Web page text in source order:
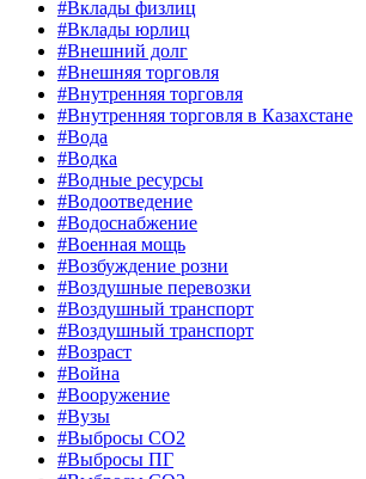
#Вклады физлиц
#Вклады юрлиц
#Внешний долг
#Внешняя торговля
#Внутренняя торговля
#Внутренняя торговля в Казахстане
#Вода
#Водка
#Водные ресурсы
#Водоотведение
#Водоснабжение
#Военная мощь
#Возбуждение розни
#Воздушные перевозки
#Воздушный транспорт
#Воздушный транспорт
#Возраст
#Война
#Вооружение
#Вузы
#Выбросы CO2
#Выбросы ПГ